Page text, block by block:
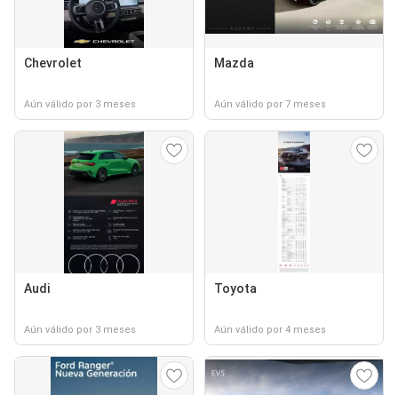
Chevrolet
Aún válido por 3 meses
Mazda
Aún válido por 7 meses
Audi
Aún válido por 3 meses
Toyota
Aún válido por 4 meses